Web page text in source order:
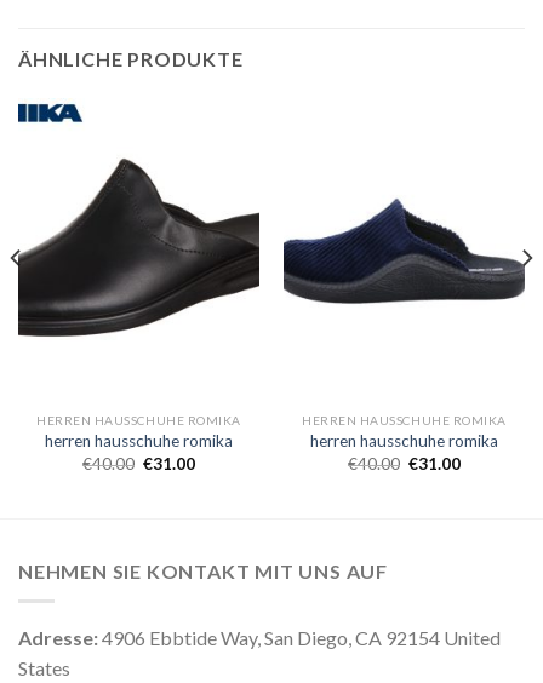
ÄHNLICHE PRODUKTE
HERREN HAUSSCHUHE ROMIKA
herren hausschuhe romika
€40.00 €31.00
HERREN HAUSSCHUHE ROMIKA
herren hausschuhe romika
€40.00 €31.00
NEHMEN SIE KONTAKT MIT UNS AUF
Adresse:4906 Ebbtide Way, San Diego, CA 92154 United
States